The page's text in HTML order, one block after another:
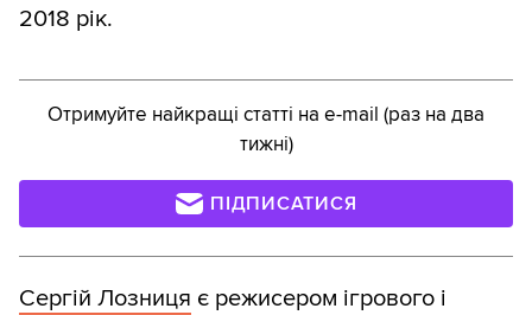
2018 рік.
Отримуйте найкращі статті на e-mail (раз на два
тижні)
ПІДПИСАТИСЯ
Сергій Лозниця є режисером ігрового і